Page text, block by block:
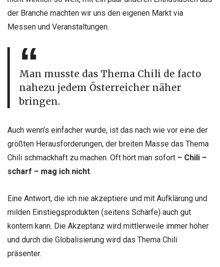
der Branche machten wir uns den eigenen Markt via
Messen und Veranstaltungen.
Man musste das Thema Chili de facto
nahezu jedem Österreicher näher
bringen.
Auch wenn’s einfacher wurde, ist das nach wie vor eine der
größten Herausforderungen, der breiten Masse das Thema
Chili schmackhaft zu machen. Oft hört man sofort – Chili –
scharf – mag ich nicht.
Eine Antwort, die ich nie akzeptiere und mit Aufklärung und
milden Einstiegsprodukten (seitens Schärfe) auch gut
kontern kann. Die Akzeptanz wird mittlerweile immer höher
und durch die Globalisierung wird das Thema Chili
präsenter.